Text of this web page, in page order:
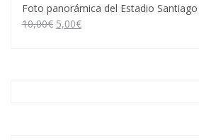
Foto panorámica del Estadio
10,00€ 5,00€